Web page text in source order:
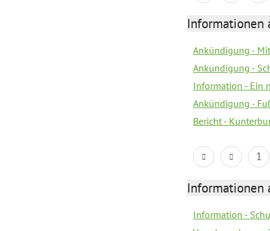
Informationen
Ankündigung -
Ankündigung -
Information - Ein
Ankündigung -
Bericht -
1
Informationen
Information -